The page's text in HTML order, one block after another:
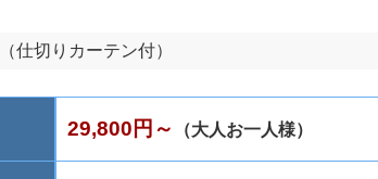
仕切りカーテン付）
29,800円～ （大人お一人様）